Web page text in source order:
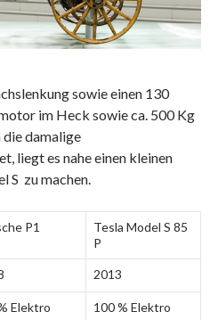
sowie einen 130
im Heck sowie ca. 500 Kg
die damalige
liegt es nahe einen kleinen
S zu machen.
P1
Tesla Model S 85
P
2013
Elektro 100 % Elektro